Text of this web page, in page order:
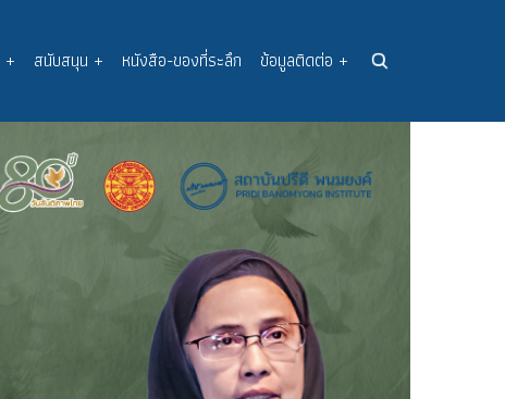
+ สนับสนุน + หนังสือ-ของที่ระลึก ข้อมูลติดต่อ +